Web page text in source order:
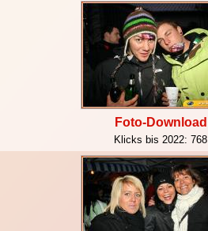
Foto-Download
Klicks bis 2022: 768